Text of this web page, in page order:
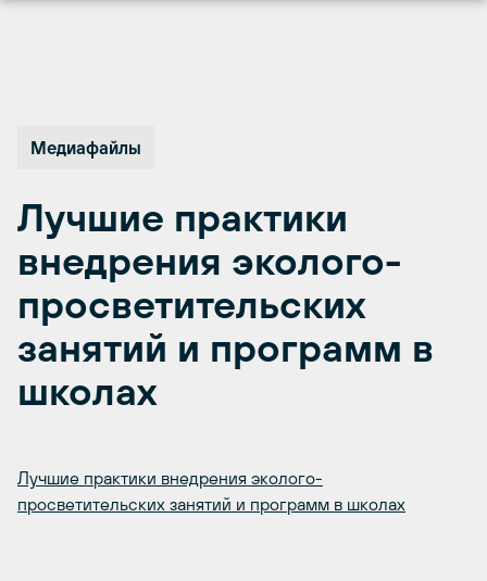
Медиафайлы
Лучшие практики
внедрения эколого-
просветительских
занятий и программ в
школах
Лучшие практики внедрения эколого-
просветительских занятий и программ в школах